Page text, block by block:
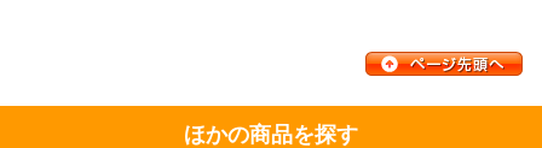
ほかの商品を探す